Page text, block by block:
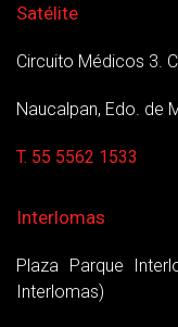
Satélite
Circuito Médicos 3.
Naucalpan, Edo. de
T. 55 5562 1533
Interlomas
Plaza Parque
Interlomas)